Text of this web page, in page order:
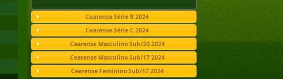
Cearense Série B 2024
Cearense Série C 2024
Cearense Masculino Sub/20 2024
Cearense Masculino Sub/17 2024
Cearense Feminino Sub/17 2024